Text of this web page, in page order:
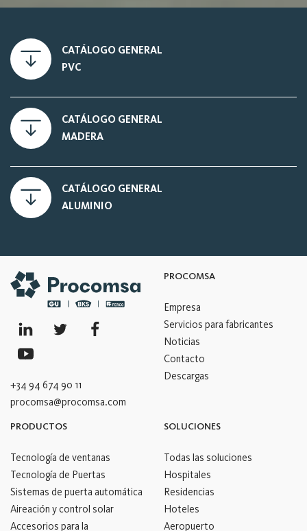
CATÁLOGO GENERAL
PVC
CATÁLOGO GENERAL
MADERA
CATÁLOGO GENERAL
ALUMINIO
+34 94 674 90 11
procomsa@procomsa.com
PROCOMSA
Empresa
Servicios para fabricantes
Noticias
Contacto
Descargas
PRODUCTOS
Tecnología de ventanas
Tecnología de Puertas
Sistemas de puerta automática
Aireación y control solar
Accesorios para la
SOLUCIONES
Todas las soluciones
Hospitales
Residencias
Hoteles
Aeropuerto